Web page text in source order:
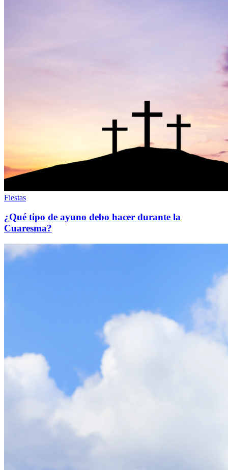
Fiestas
¿Qué tipo de ayuno debo hacer durante la
Cuaresma?